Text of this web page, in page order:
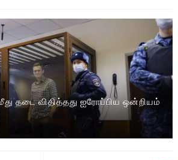
தடை விதித்தது ஐரோப்பிய ஒன்றியம்